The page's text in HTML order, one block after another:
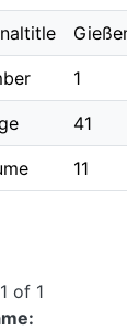
1
41
11
of 1